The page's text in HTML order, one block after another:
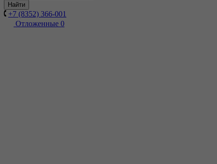
Найти
+7 (8352) 366-001
Отложенные 0